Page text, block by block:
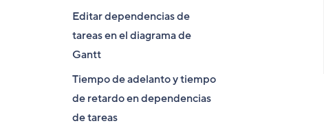
Editar dependencias de
tareas en el diagrama de
Gantt
Tiempo de adelanto y tiempo
de retardo en dependencias
de tareas